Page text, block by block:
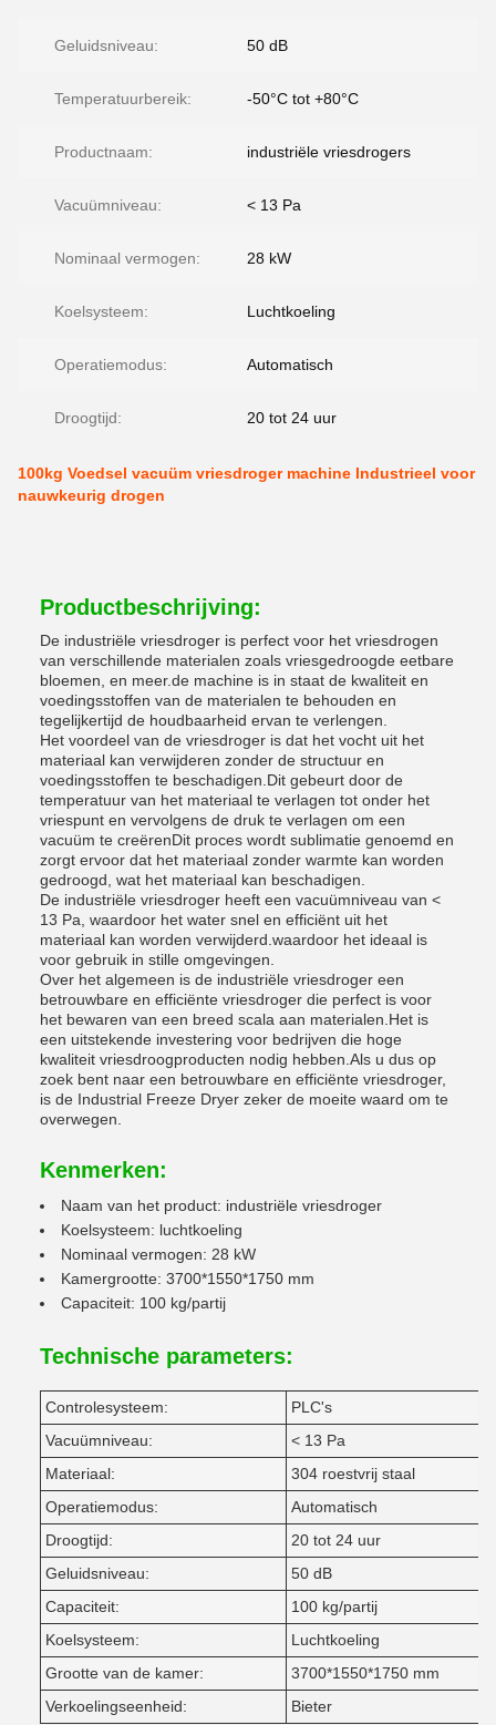
Geluidsniveau: 50 dB
Temperatuurbereik: -50°C tot +80°C
Productnaam: industriële vriesdrogers
Vacuümniveau: < 13 Pa
Nominaal vermogen: 28 kW
Koelsysteem: Luchtkoeling
Operatiemodus: Automatisch
Droogtijd: 20 tot 24 uur
100kg Voedsel vacuüm vriesdroger machine Industrieel voor
nauwkeurig drogen
Productbeschrijving:
De industriële vriesdroger is perfect voor het vriesdrogen
van verschillende materialen zoals vriesgedroogde eetbare
bloemen, en meer.de machine is in staat de kwaliteit en
voedingsstoffen van de materialen te behouden en
tegelijkertijd de houdbaarheid ervan te verlengen.
Het voordeel van de vriesdroger is dat het vocht uit het
materiaal kan verwijderen zonder de structuur en
voedingsstoffen te beschadigen.Dit gebeurt door de
temperatuur van het materiaal te verlagen tot onder het
vriespunt en vervolgens de druk te verlagen om een
vacuüm te creërenDit proces wordt sublimatie genoemd en
zorgt ervoor dat het materiaal zonder warmte kan worden
gedroogd, wat het materiaal kan beschadigen.
De industriële vriesdroger heeft een vacuümniveau van <
13 Pa, waardoor het water snel en efficiënt uit het
materiaal kan worden verwijderd.waardoor het ideaal is
voor gebruik in stille omgevingen.
Over het algemeen is de industriële vriesdroger een
betrouwbare en efficiënte vriesdroger die perfect is voor
het bewaren van een breed scala aan materialen.Het is
een uitstekende investering voor bedrijven die hoge
kwaliteit vriesdroogproducten nodig hebben.Als u dus op
zoek bent naar een betrouwbare en efficiënte vriesdroger,
is de Industrial Freeze Dryer zeker de moeite waard om te
overwegen.
Kenmerken:
Naam van het product: industriële vriesdroger
Koelsysteem: luchtkoeling
Nominaal vermogen: 28 kW
Kamergrootte: 3700*1550*1750 mm
Capaciteit: 100 kg/partij
Technische parameters:
Controlesysteem:
PLC's
Vacuümniveau:
< 13 Pa
Materiaal:
304 roestvrij staal
Operatiemodus:
Automatisch
Droogtijd:
20 tot 24 uur
Geluidsniveau:
50 dB
Capaciteit:
100 kg/partij
Koelsysteem:
Luchtkoeling
Grootte van de kamer:
3700*1550*1750 mm
Verkoelingseenheid:
Bieter